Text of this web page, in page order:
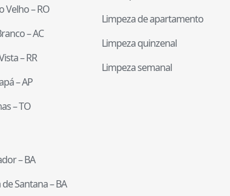
Velho–RO
–AC
–RR
–AP
–TO
–BA
de Santana–BA
Limpeza de apartamento
Limpeza quinzenal
Limpeza semanal